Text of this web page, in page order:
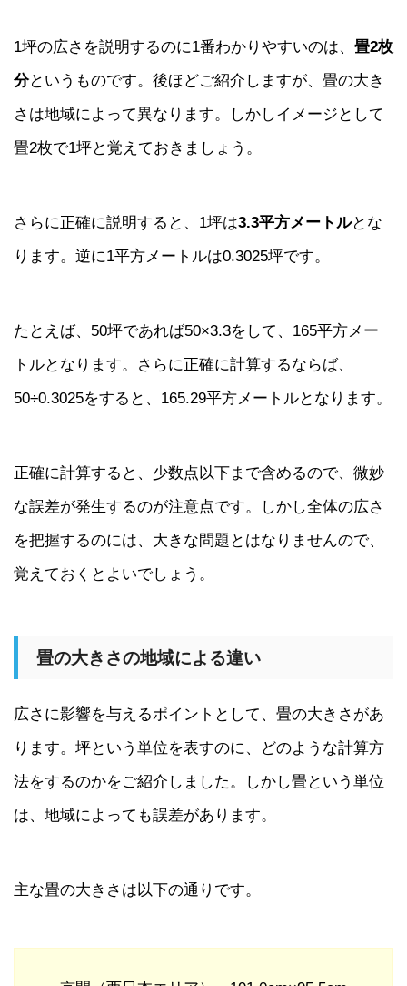
1坪の広さを説明するのに1番わかりやすいのは、 畳2枚
分というものです。後ほどご紹介しますが、畳の大き
さは地域によって異なります。しかしイメージとして
畳2枚で1坪と覚えておきましょう。
さらに正確に説明すると、1坪は3.3平方メートルとな
ります。逆に1平方メートルは0.3025坪です。
たとえば、50坪であれば50×3.3をして、165平方メー
トルとなります。さらに正確に計算するならば、
50÷0.3025をすると、165.29平方メートルとなります。
正確に計算すると、少数点以下まで含めるので、微妙
な誤差が発生するのが注意点です。しかし全体の広さ
を把握するのには、大きな問題とはなりませんので、
覚えておくとよいでしょう。
畳の大きさの地域による違い
広さに影響を与えるポイントとして、畳の大きさがあ
ります。坪という単位を表すのに、どのような計算方
法をするのかをご紹介しました。しかし畳という単位
は、地域によっても誤差があります。
主な畳の大きさは以下の通りです。